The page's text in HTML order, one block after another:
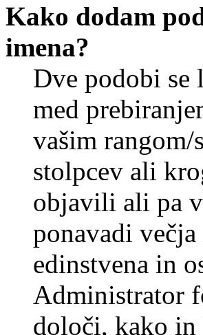
Kako dodam
imena?
Dve podobi se
med
vašim
stolpcev ali
objavili ali pa
ponavadi
edinstvena in
Administrator
določi, kako